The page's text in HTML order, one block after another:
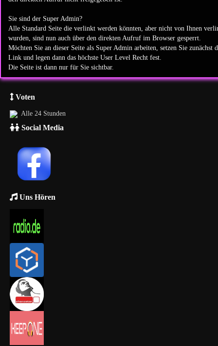
Sie sind der Super Admin?
Alle Standard Seite die verlinkt werden könnten, aber nicht von Ihnen
wurden, sind nun auch über den direkten Aufruf im Browser gesperrt.
Möchten Sie an dieser Seite als Super Admin arbeiten, setzen Sie zunächst
Link und legen dann das höchste User Level Recht fest.
Die Seite ist dann nur für Sie sichtbar.
Voten
Alle 24 Stunden
Social Media
Uns Hören